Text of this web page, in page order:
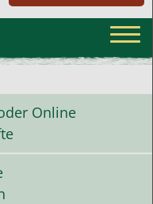
Online